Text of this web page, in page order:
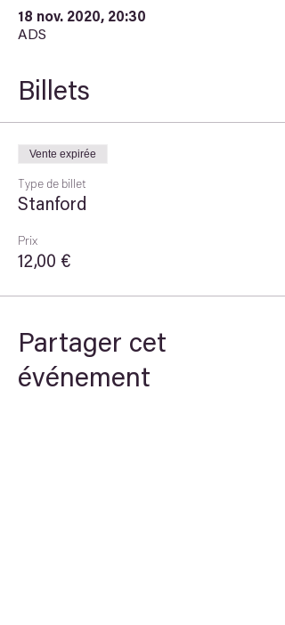
18 nov. 2020, 20:30
ADS
Billets
Vente expirée
Type de billet
Stanford
Prix
12,00 €
Partager cet
événement